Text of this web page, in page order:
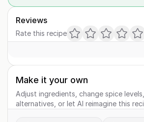
Reviews
Rate this recipe
Make it your own
Adjust ingredients, change spice
alternatives, or let AI reimagine this